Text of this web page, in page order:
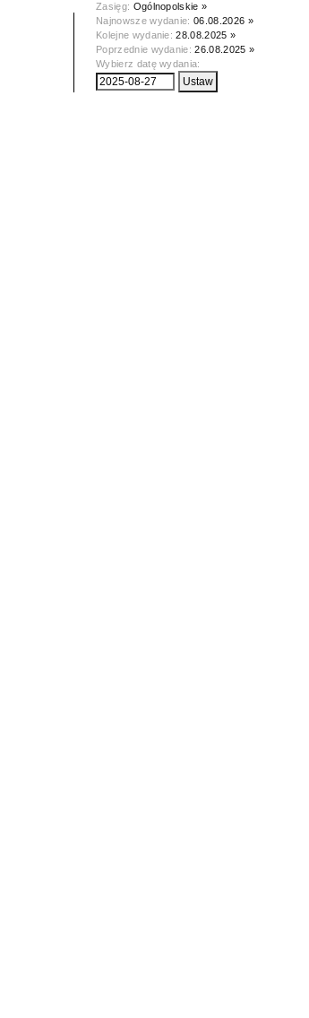
Zasięg: Ogólnopolskie »
Najnowsze wydanie:06.08.2026 »
Kolejne wydanie:28.08.2025 »
Poprzednie wydanie:26.08.2025 »
Wybierz datę wydania: